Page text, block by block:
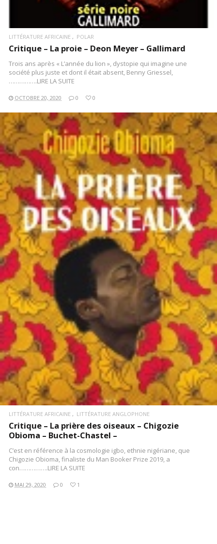
LITTÉRATURE AFRICAINE POLAR
Critique – La proie – Deon Meyer – Gallimard
Trois ans après « L’année du lion », dystopie qui imagine une
société plus juste et dont il était absent, Benny Griessel,
…………….LIRE LA SUITE
OCTOBRE 20, 2020 0 0
LIRE LA SUITE
LITTÉRATURE AFRICAINE LITTÉRATURE ANGLOPHONE
Critique – La prière des oiseaux – Chigozie
Obioma – Buchet-Chastel –
C’est en référence à la cosmologie igbo, ethnie nigériane, que
Chigozie Obioma, finaliste du Man Booker Prize 2019, a
con…………….LIRE LA SUITE
MAI 29, 2020 0 1